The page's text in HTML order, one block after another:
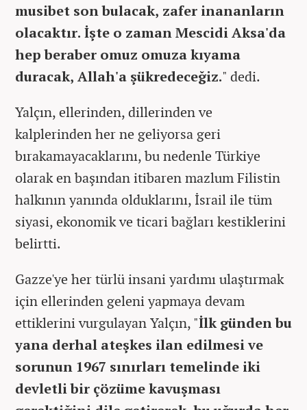
musibet son bulacak, zafer inananların
olacaktır. İşte o zaman Mescidi Aksa'da
hep beraber omuz omuza kıyama
duracak, Allah'a şükredeceğiz." dedi.
Yalçın, ellerinden, dillerinden ve
kalplerinden her ne geliyorsa geri
bırakamayacaklarını, bu nedenle Türkiye
olarak en başından itibaren mazlum Filistin
halkının yanında olduklarını, İsrail ile tüm
siyasi, ekonomik ve ticari bağları kestiklerini
belirtti.
Gazze'ye her türlü insani yardımı ulaştırmak
için ellerinden geleni yapmaya devam
ettiklerini vurgulayan Yalçın, "İlk günden bu
yana derhal ateşkes ilan edilmesi ve
sorunun 1967 sınırları temelinde iki
devletli bir çözüme kavuşması